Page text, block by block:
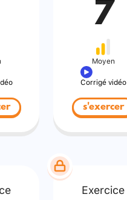
7
Moyen
Corrigé vidéo
s'exercer
Exercice